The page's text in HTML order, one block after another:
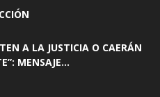
A LA JUSTICIA O CAERÁN
MENSAJE...